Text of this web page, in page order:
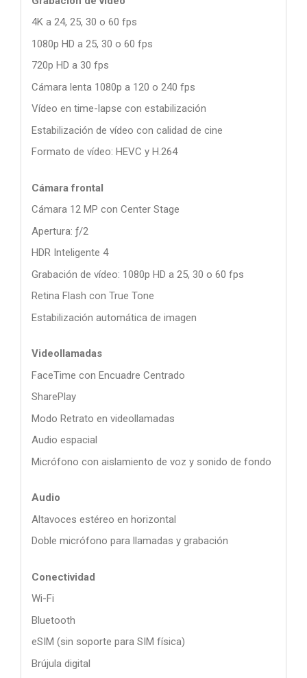
4K a 24, 25, 30 o 60 fps
1080p HD a 25, 30 o 60 fps
720p HD a 30 fps
Cámara lenta 1080p a 120 o 240 fps
Vídeo en time-lapse con estabilización
Estabilización de vídeo con calidad de cine
Formato de vídeo: HEVC y H.264
Cámara frontal
Cámara 12 MP con Center Stage
Apertura: ƒ/2
HDR Inteligente 4
Grabación de vídeo: 1080p HD a 25, 30 o 60 fps
Retina Flash con True Tone
Estabilización automática de imagen
Videollamadas
FaceTime con Encuadre Centrado
SharePlay
Modo Retrato en videollamadas
Audio espacial
Micrófono con aislamiento de voz y sonido de fondo
Audio
Altavoces estéreo en horizontal
Doble micrófono para llamadas y grabación
Conectividad
Wi-Fi
Bluetooth
eSIM (sin soporte para SIM física)
Brújula digital